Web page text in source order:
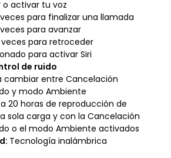
o activar tu voz
para finalizar una llamada
para avanzar
para retroceder
para activar Siri
de ruido
cambiar entre Cancelación
y modo Ambiente
20 horas de reproducción de
sola carga y con la Cancelación
o el modo Ambiente activados
Tecnología inalámbrica